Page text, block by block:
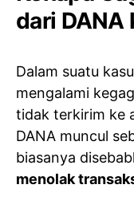
dari DANA
Dalam suatu
mengalami
tidak terkirim ke
DANA muncul
biasanya
menolak